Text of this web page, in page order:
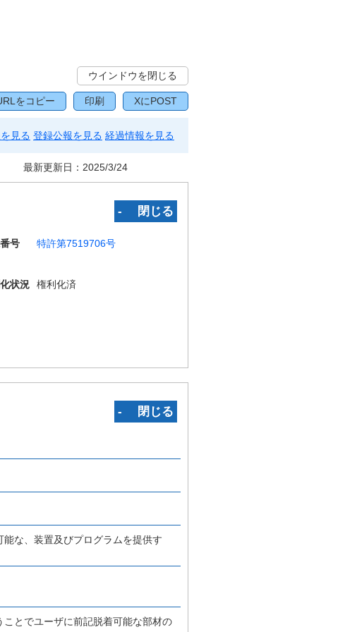
ウインドウを閉じる
をコピー 印刷 XにPOST
見る 登録公報を見る 経過情報を見る
最新更新日： 2025/3/24
‐ 閉じる
号
特許第7519706号
状況
権利化済
‐ 閉じる
な、装置及びプログラムを提供す
とでユーザに前記脱着可能な部材の